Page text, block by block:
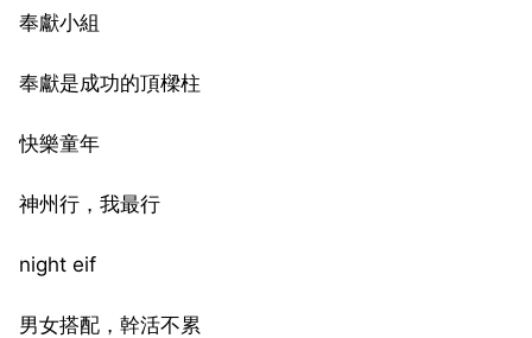
奉獻小組
奉獻是成功的頂樑柱
快樂童年
神州行，我最行
night eif
男女搭配，幹活不累